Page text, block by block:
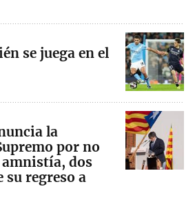
se juega en el
la
por no
dos
su regreso a